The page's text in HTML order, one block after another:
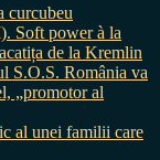
curcubeu
Soft power à la
de la Kremlin
S.O.S. România va
„promotor al
al unei familii care